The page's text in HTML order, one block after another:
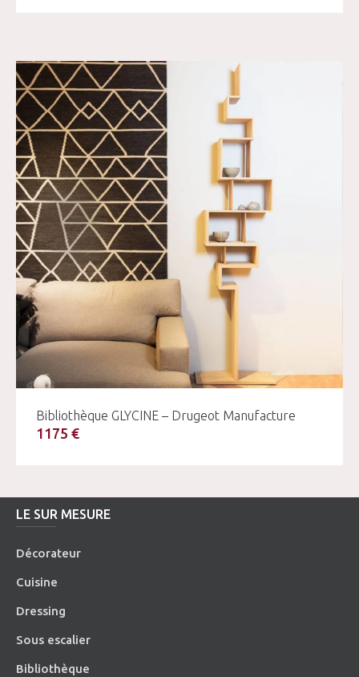
Bibliothèque GLYCINE – Drugeot Manufacture
1175 €
LE SUR MESURE
Décorateur
Cuisine
Dressing
Sous escalier
Bibliothèque